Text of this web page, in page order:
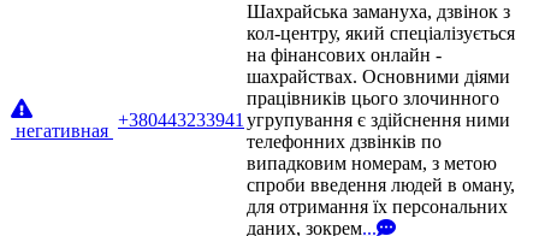
негативная
+380443233941
Шахрайська замануха, дзвінок з
кол-центру, який спеціалізується
на фінансових онлайн -
шахрайствах. Основними діями
працівників цього злочинного
угрупування є здійснення ними
телефонних дзвінків по
випадковим номерам, з метою
спроби введення людей в оману,
для отримання їх персональних
даних, зокрем...